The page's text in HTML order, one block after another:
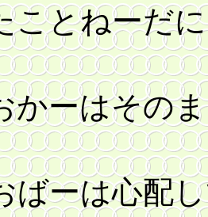
ことねーだ
かーはその
ばーは心配